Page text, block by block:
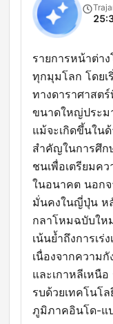
รายการหน้าต่า
ทุกมุมโลก โดย
ทางดาราศาสต
ขนาดใหญ่ประม
แม้จะเกิดขึ้นใน
สำคัญในการศึก
ชนเพื่อเตรียมค
ในอนาคต นอก
มั่นคงในญี่ปุ่น ห
กลาโหมฉบับให
เน้นย้ำถึงการเร่
เนื่องจากความ
และเกาหลีเหนื
รบด้วยเทคโนโ
ภูมิภาคอินโด-แ